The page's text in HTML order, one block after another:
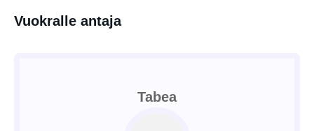
Vuokralle antaja
Tabea